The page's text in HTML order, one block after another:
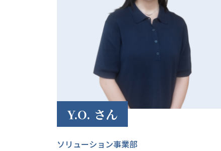
Y.O. さん
ソリューション事業部